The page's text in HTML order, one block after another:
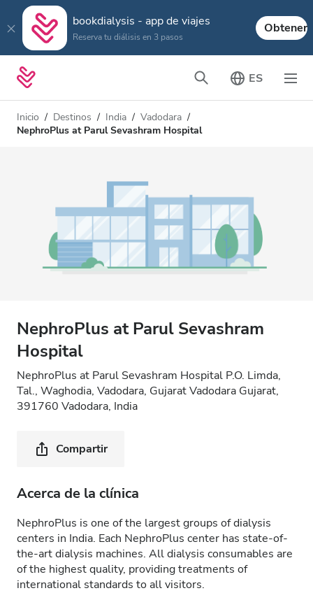
bookdialysis - app de viajes
Reserva tu diálisis en 3 pasos
Obtener
ES
Inicio Destinos India
Vadodara
NephroPlus at Parul Sevashram Hospital
NephroPlus at Parul Sevashram
Hospital
NephroPlus at Parul Sevashram Hospital P.O. Limda,
Tal., Waghodia, Vadodara, Gujarat Vadodara Gujarat,
391760 Vadodara, India
Compartir
Acerca de la clínica
NephroPlus is one of the largest groups of dialysis
centers in India. Each NephroPlus center has state-of-
the-art dialysis machines. All dialysis consumables are
of the highest quality, providing treatments of
international standards to all visitors.